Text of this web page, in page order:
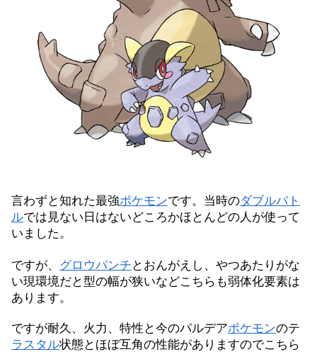
言わずと知れた最強ポケモンです。当時のダブルバト
ルでは見ない日はないどころかほとんどの人が使って
いました。
ですが、 グロウパンチ とおんがえし、やつあたりがな
い現環境だと型の幅が狭いなどこちらも弱体化要素は
あります。
ですが耐久、火力、特性と今のパルデアポケモンのテ
ラスタル状態とほぼ互角の性能がありますのでこちら